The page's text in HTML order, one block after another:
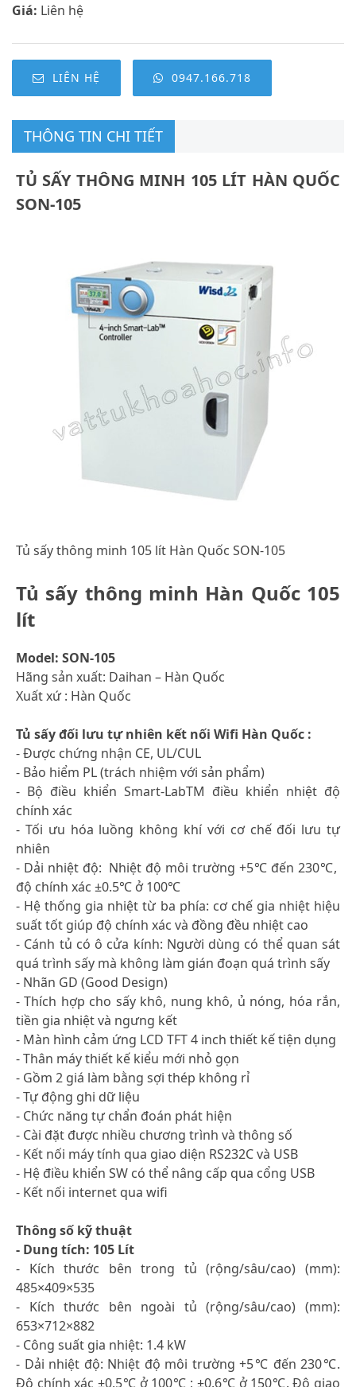
Giá: Liên hệ
LIÊN HỆ 0947.166.718
THÔNG TIN CHI TIẾT
TỦ SẤY THÔNG MINH 105 LÍT HÀN QUỐC
SON-105
Tủ sấy thông minh 105 lít Hàn Quốc SON-105
Tủ sấy thông minh Hàn Quốc 105
lít
Model: SON-105
Hãng sản xuất: Daihan – Hàn Quốc
Xuất xứ : Hàn Quốc
Tủ sấy đối lưu tự nhiên kết nối Wifi Hàn Quốc :
- Được chứng nhận CE, UL/CUL
- Bảo hiểm PL (trách nhiệm với sản phẩm)
- Bộ điều khiển Smart-LabTM điều khiển nhiệt độ
chính xác
- Tối ưu hóa luồng không khí với cơ chế đối lưu tự
nhiên
- Dải nhiệt độ: Nhiệt độ môi trường +5℃ đến 230℃,
độ chính xác ±0.5℃ ở 100℃
- Hệ thống gia nhiệt từ ba phía: cơ chế gia nhiệt hiệu
suất tốt giúp độ chính xác và đồng đều nhiệt cao
- Cánh tủ có ô cửa kính: Người dùng có thể quan sát
quá trình sấy mà không làm gián đoạn quá trình sấy
- Nhãn GD (Good Design)
- Thích hợp cho sấy khô, nung khô, ủ nóng, hóa rắn,
tiền gia nhiệt và ngưng kết
- Màn hình cảm ứng LCD TFT 4 inch thiết kế tiện dụng
- Thân máy thiết kế kiểu mới nhỏ gọn
- Gồm 2 giá làm bằng sợi thép không rỉ
- Tự động ghi dữ liệu
- Chức năng tự chẩn đoán phát hiện
- Cài đặt được nhiều chương trình và thông số
- Kết nối máy tính qua giao diện RS232C và USB
- Hệ điều khiển SW có thể nâng cấp qua cổng USB
- Kết nối internet qua wifi
Thông số kỹ thuật
- Dung tích: 105 Lít
- Kích thước bên trong tủ (rộng/sâu/cao) (mm):
485×409×535
- Kích thước bên ngoài tủ (rộng/sâu/cao) (mm):
653×712×882
- Công suất gia nhiệt: 1.4 kW
- Dải nhiệt độ: Nhiệt độ môi trường +5℃ đến 230℃.
Độ chính xác ±0.5℃ ở 100℃ ; ±0.6℃ ở 150℃. Độ giao